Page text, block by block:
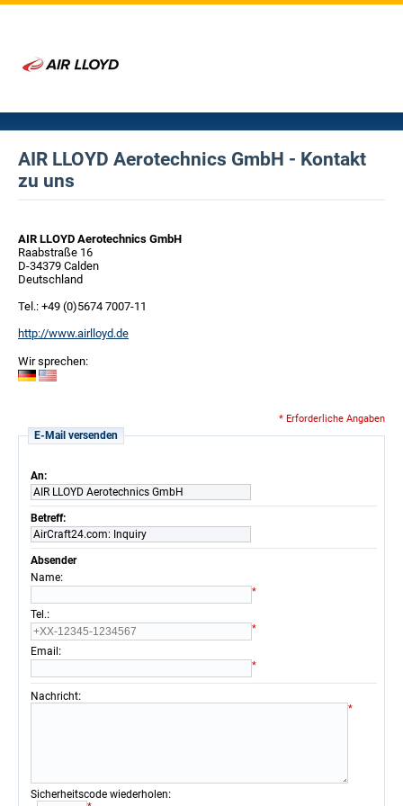
AIR LLOYD Aerotechnics GmbH - Kontakt
zu uns
AIR LLOYD Aerotechnics GmbH
Raabstraße 16
D-34379 Calden
Deutschland
Tel.: +49 (0)5674 7007-11
http://www.airlloyd.de
Wir sprechen:
* Erforderliche Angaben
E-Mail versenden
An:
AIR LLOYD Aerotechnics GmbH
Betreff:
AirCraft24.com: Inquiry
Absender
Name:
*
Tel.:
*
Email :
*
Nachricht:
*
Sicherheitscode wiederholen: